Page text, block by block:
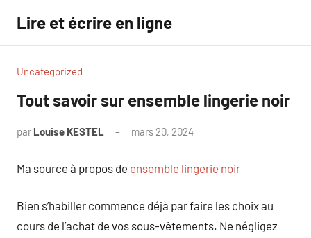
contenu
Lire et écrire en ligne
Uncategorized
Tout savoir sur ensemble lingerie noir
par Louise KESTEL mars 20, 2024
Ma source à propos de ensemble lingerie noir
Bien s’habiller commence déjà par faire les choix au
cours de l’achat de vos sous-vêtements. Ne négligez